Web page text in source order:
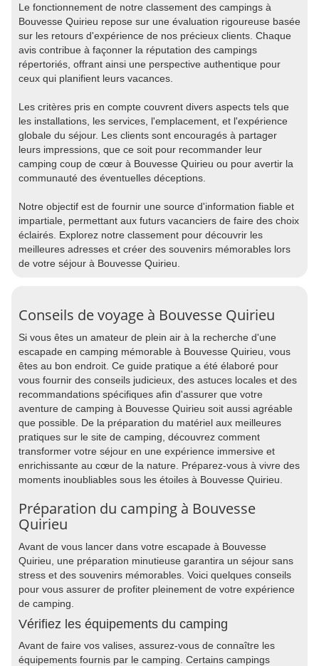
Le fonctionnement de notre classement des campings à
Bouvesse Quirieu repose sur une évaluation rigoureuse basée
sur les retours d'expérience de nos précieux clients. Chaque
avis contribue à façonner la réputation des campings
répertoriés, offrant ainsi une perspective authentique pour
ceux qui planifient leurs vacances.
Les critères pris en compte couvrent divers aspects tels que
les installations, les services, l'emplacement, et l'expérience
globale du séjour. Les clients sont encouragés à partager
leurs impressions, que ce soit pour recommander leur
camping coup de cœur à Bouvesse Quirieu ou pour avertir la
communauté des éventuelles déceptions.
Notre objectif est de fournir une source d'information fiable et
impartiale, permettant aux futurs vacanciers de faire des choix
éclairés. Explorez notre classement pour découvrir les
meilleures adresses et créer des souvenirs mémorables lors
de votre séjour à Bouvesse Quirieu.
Conseils de voyage à Bouvesse Quirieu
Si vous êtes un amateur de plein air à la recherche d'une
escapade en camping mémorable à Bouvesse Quirieu, vous
êtes au bon endroit. Ce guide pratique a été élaboré pour
vous fournir des conseils judicieux, des astuces locales et des
recommandations spécifiques afin d'assurer que votre
aventure de camping à Bouvesse Quirieu soit aussi agréable
que possible. De la préparation du matériel aux meilleures
pratiques sur le site de camping, découvrez comment
transformer votre séjour en une expérience immersive et
enrichissante au cœur de la nature. Préparez-vous à vivre des
moments inoubliables sous les étoiles à Bouvesse Quirieu.
Préparation du camping à Bouvesse
Quirieu
Avant de vous lancer dans votre escapade à Bouvesse
Quirieu, une préparation minutieuse garantira un séjour sans
stress et des souvenirs mémorables. Voici quelques conseils
pour vous assurer de profiter pleinement de votre expérience
de camping.
Vérifiez les équipements du camping
Avant de faire vos valises, assurez-vous de connaître les
équipements fournis par le camping. Certains campings